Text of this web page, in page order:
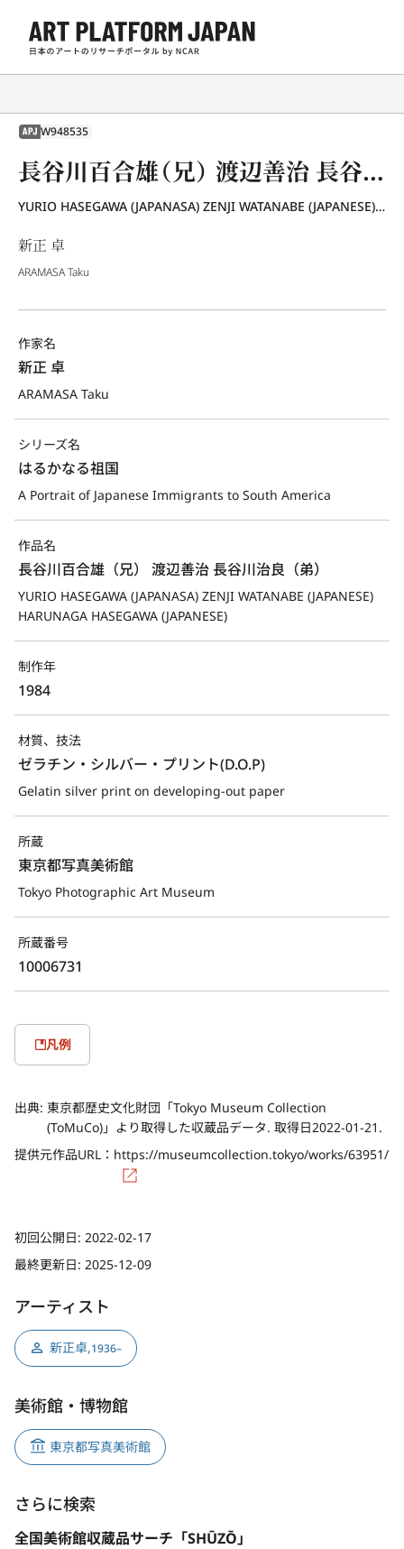
APJ W948535
長谷川百合雄（兄） 渡辺善治 長谷川治良（弟）
YURIO HASEGAWA (JAPANASA) ZENJI WATANABE (JAPANESE) HARUNAGA HASEGAWA (JAPANESE)
新正 卓
ARAMASA Taku
作家名
新正 卓
ARAMASA Taku
シリーズ名
はるかなる祖国
A Portrait of Japanese Immigrants to South America
作品名
長谷川百合雄（兄） 渡辺善治 長谷川治良（弟）
YURIO HASEGAWA (JAPANASA) ZENJI WATANABE (JAPANESE)
HARUNAGA HASEGAWA (JAPANESE)
制作年
1984
材質、技法
ゼラチン・シルバー・プリント(D.O.P)
Gelatin silver print on developing-out paper
所蔵
東京都写真美術館
Tokyo Photographic Art Museum
所蔵番号
10006731
凡例
出典: 東京都歴史文化財団「Tokyo Museum Collection
(ToMuCo)」より取得した収蔵品データ. 取得日2022-01-21.
提供元作品URL： https://museumcollection.tokyo/works/63951/
初回公開日: 2022-02-17
最終更新日: 2025-12-09
アーティスト
新正卓,1936–
美術館・博物館
東京都写真美術館
さらに検索
全国美術館収蔵品サーチ「SHŪZŌ」